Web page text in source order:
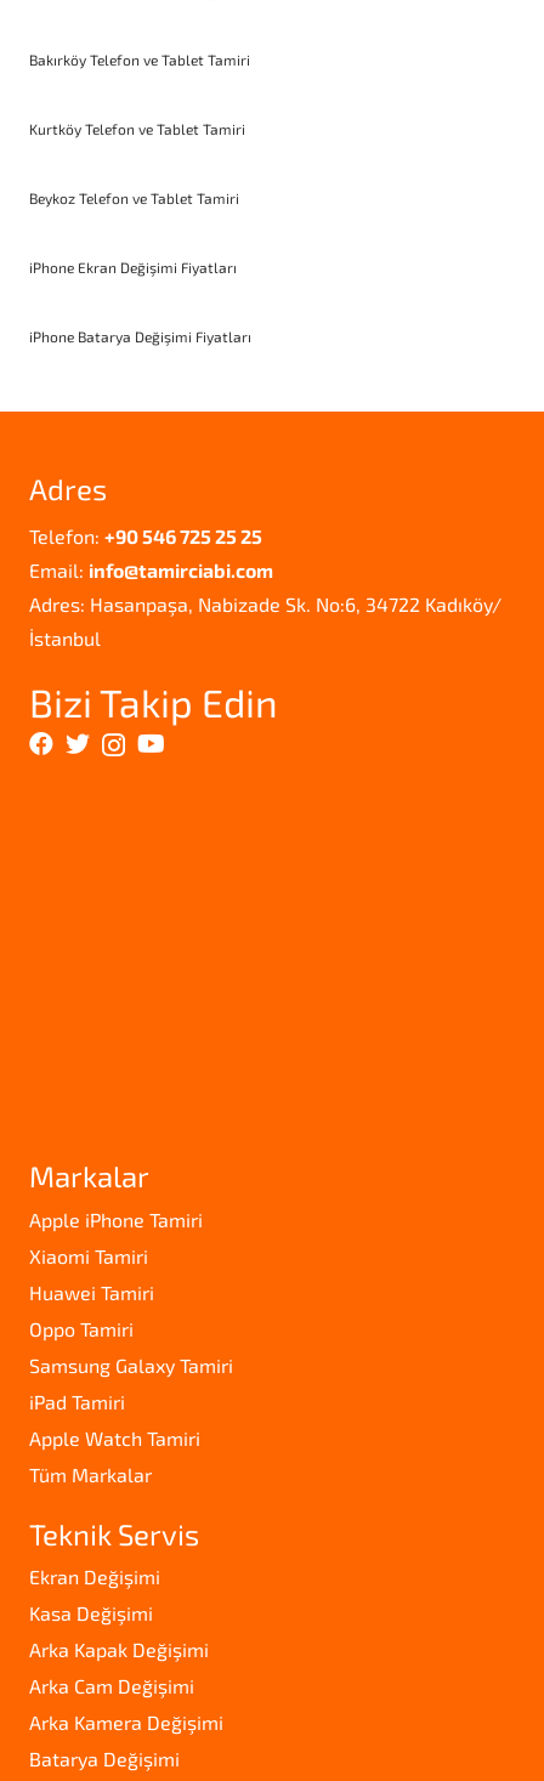
Bakırköy Telefon ve Tablet Tamiri
Kurtköy Telefon ve Tablet Tamiri
Beykoz Telefon ve Tablet Tamiri
iPhone Ekran Değişimi Fiyatları
iPhone Batarya Değişimi Fiyatları
Adres
Telefon: +90 546 725 25 25
Email: info@tamirciabi.com
Adres: Hasanpaşa, Nabizade Sk. No:6, 34722 Kadıköy/
İstanbul
Bizi Takip Edin
Markalar
Apple iPhone Tamiri
Xiaomi Tamiri
Huawei Tamiri
Oppo Tamiri
Samsung Galaxy Tamiri
iPad Tamiri
Apple Watch Tamiri
Tüm Markalar
Teknik Servis
Ekran Değişimi
Kasa Değişimi
Arka Kapak Değişimi
Arka Cam Değişimi
Arka Kamera Değişimi
Batarya Değişimi